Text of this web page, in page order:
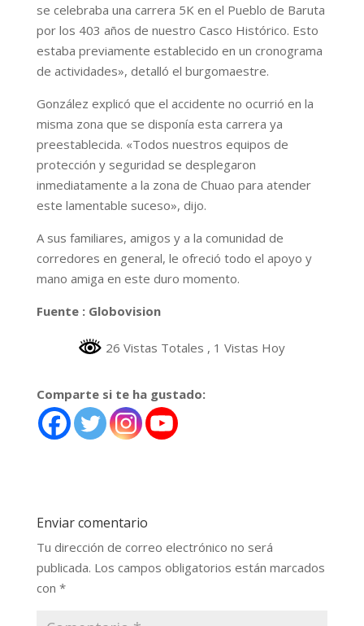
se celebraba una carrera 5K en el Pueblo de Baruta
por los 403 años de nuestro Casco Histórico. Esto
estaba previamente establecido en un cronograma
de actividades», detalló el burgomaestre.
González explicó que el accidente no ocurrió en la
misma zona que se disponía esta carrera ya
preestablecida. «Todos nuestros equipos de
protección y seguridad se desplegaron
inmediatamente a la zona de Chuao para atender
este lamentable suceso», dijo.
A sus familiares, amigos y a la comunidad de
corredores en general, le ofreció todo el apoyo y
mano amiga en este duro momento.
Fuente : Globovision
26 Vistas Totales , 1 Vistas Hoy
Comparte si te ha gustado:
Enviar comentario
Tu dirección de correo electrónico no será
publicada. Los campos obligatorios están marcados
con *